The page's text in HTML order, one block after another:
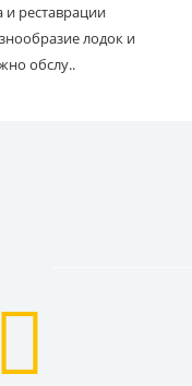
и реставрации
лодок и
обслу..